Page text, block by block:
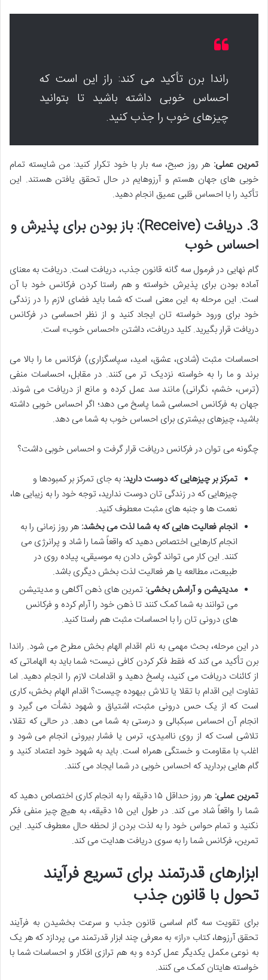
راندا برن تأکید می کند: راز این است که
احساس خوبی داشته باشید تا بتوانید
چیزهای خوب را جذب کنید.
تمرین عملی: هر روز صبح، سه بار با خود تکرار کنید: من شایسته تمام
خوبی های جهان هستم و آرزوهایم در حال تحقق یافتن هستند. این
تأکید را با احساس قلبی عمیق انجام دهید.
3. دریافت (Receive): باز بودن برای پذیرش و
احساس خوب
گام نهایی در فرمول سه گانه قانون جذب، دریافت است. دریافت به معنای
آماده بودن برای پذیرش خواسته و هم راستا کردن فرکانس خود با آن
است. این مرحله به این معنی است که شما باید فضای لازم را در زندگی
خود برای ورود خواسته تان ایجاد کنید و از نظر احساسی در فرکانس
دریافت قرار بگیرید. کلید دریافت، داشتن «احساس خوب» است.
احساسات مثبت (شادی، عشق، امید، سپاسگزاری) فرکانس ما را بالا می
برند و ما را به خواسته نزدیک تر می کنند. در مقابل، احساسات منفی
(ترس، خشم، نگرانی) مانند سد عمل کرده و مانع از دریافت می شوند.
جهان به فرکانس احساسی شما پاسخ می دهد؛ اگر احساس خوبی داشته
باشید، چیزهای بیشتری برای احساس خوب به شما می دهد.
چگونه می توان در فرکانس دریافت قرار گرفت و احساس خوبی داشت؟
تمرکز بر چیزهایی که دوست دارید: به جای تمرکز بر کمبودها و
چیزهایی که در زندگی تان دوست ندارید، توجه خود را به زیبایی ها،
نعمت ها و جنبه های مثبت معطوف کنید.
انجام فعالیت هایی که به شما لذت می بخشد: هر روز زمانی را به
انجام کارهایی اختصاص دهید که واقعاً شما را شاد و پرانرژی می
کنند. این کار می تواند گوش دادن به موسیقی، پیاده روی در
طبیعت، مطالعه یا هر فعالیت لذت بخش دیگری باشد.
مدیتیشن و آرامش بخشی: تمرین های ذهن آگاهی و مدیتیشن
می توانند به شما کمک کنند تا ذهن خود را آرام کرده و فرکانس
های درونی تان را با احساسات مثبت هم راستا کنید.
در این مرحله، بحث مهمی به نام اقدام الهام بخش مطرح می شود. راندا
برن تأکید می کند که فقط فکر کردن کافی نیست؛ شما باید به الهاماتی که
از کائنات دریافت می کنید، پاسخ دهید و اقدامات لازم را انجام دهید. اما
تفاوت این اقدام با تقلا یا تلاش بیهوده چیست؟ اقدام الهام بخش، کاری
است که از یک حس درونی مثبت، اشتیاق و شهود نشأت می گیرد و
انجام آن احساس سبکبالی و درستی به شما می دهد. در حالی که تقلا،
تلاشی است که از روی ناامیدی، ترس یا فشار بیرونی انجام می شود و
اغلب با مقاومت و خستگی همراه است. باید به شهود خود اعتماد کنید و
گام هایی بردارید که احساس خوبی در شما ایجاد می کنند.
تمرین عملی:
هر روز حداقل ۱۵ دقیقه را به انجام کاری اختصاص دهید که
شما را واقعاً شاد می کند. در طول این ۱۵ دقیقه، به هیچ چیز منفی فکر
نکنید و تمام حواس خود را به لذت بردن از لحظه حال معطوف کنید. این
تمرین، فرکانس شما را به سوی دریافت هدایت می کند.
ابزارهای قدرتمند برای تسریع فرآیند
تحول با قانون جذب
برای تقویت سه گام اساسی قانون جذب و سرعت بخشیدن به فرآیند
تحقق آرزوها، کتاب «راز» به معرفی چند ابزار قدرتمند می پردازد که هر یک
به نوعی مکمل یکدیگر عمل کرده و به هم ترازی افکار و احساسات شما با
خواسته هایتان کمک می کنند.